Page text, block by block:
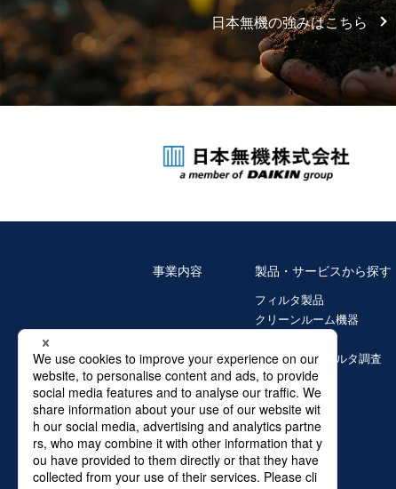
日本無機の強みはこちら
事業内容 製品・サービスから探す
フィルタ製品
クリーンルーム機器
環境診断・フィルタ調査